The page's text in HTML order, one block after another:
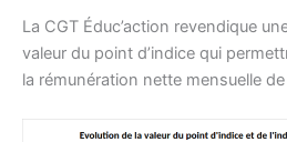
La CGT Éduc’action revendique
valeur du point d’indice qui
la rémunération nette mensuelle